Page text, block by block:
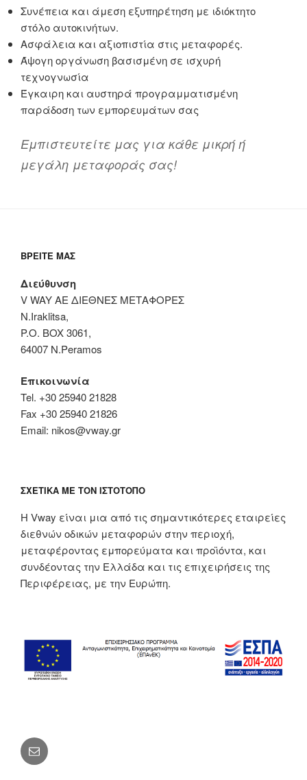
Συνέπεια και άμεση εξυπηρέτηση με ιδιόκτητο
στόλο αυτοκινήτων.
Ασφάλεια και αξιοπιστία στις μεταφορές.
Άψογη οργάνωση βασισμένη σε ισχυρή
τεχνογνωσία
Έγκαιρη και αυστηρά προγραμματισμένη
παράδοση των εμπορευμάτων σας
Εμπιστευτείτε μας για κάθε μικρή ή
μεγάλη μεταφοράς σας!
ΒΡΕΊΤΕ ΜΑΣ
Διεύθυνση
V WAY ΑΕ ΔΙΕΘΝΕΣ ΜΕΤΑΦΟΡΕΣ
N.Iraklitsa,
P.O. BOX 3061,
64007 N.Peramos
Επικοινωνία
Tel. +30 25940 21828
Fax +30 25940 21826
Email: nikos@vway.gr
ΣΧΕΤΙΚΆ ΜΕ ΤΟΝ ΙΣΤΌΤΟΠΟ
Η Vway είναι μια από τις σημαντικότερες εταιρείες
διεθνών οδικών μεταφορών στην περιοχή,
μεταφέροντας εμπορεύματα και προϊόντα, και
συνδέοντας την Ελλάδα και τις επιχειρήσεις της
Περιφέρειας, με την Ευρώπη.
Διεύθυνση
ηλ.